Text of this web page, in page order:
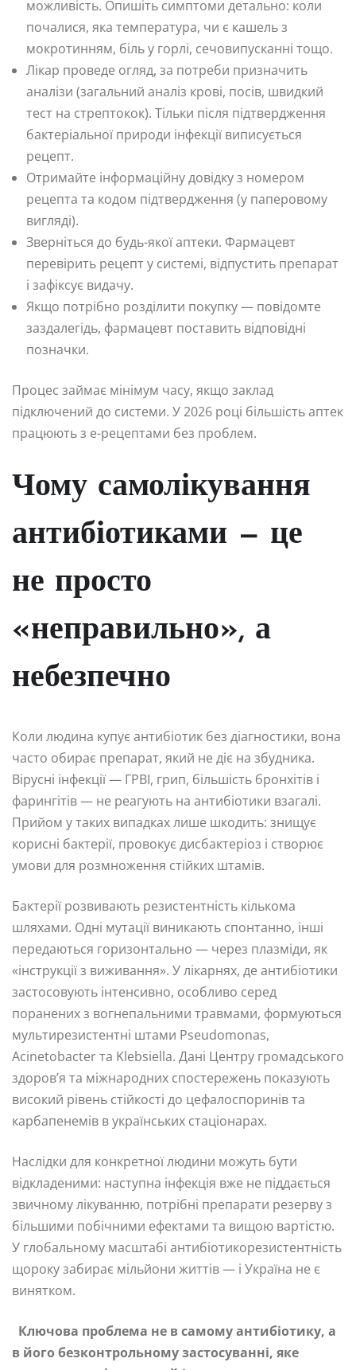
можливість. Опишіть симптоми детально: коли
почалися, яка температура, чи є кашель з
мокротинням, біль у горлі, сечовипусканні тощо.
Лікар проведе огляд, за потреби призначить
аналізи (загальний аналіз крові, посів, швидкий
тест на стрептокок). Тільки після підтвердження
бактеріальної природи інфекції виписується
рецепт.
Отримайте інформаційну довідку з номером
рецепта та кодом підтвердження (у паперовому
вигляді).
Зверніться до будь-якої аптеки. Фармацевт
перевірить рецепт у системі, відпустить препарат
і зафіксує видачу.
Якщо потрібно розділити покупку — повідомте
заздалегідь, фармацевт поставить відповідні
позначки.
Процес займає мінімум часу, якщо заклад
підключений до системи. У 2026 році більшість аптек
працюють з е-рецептами без проблем.
Чому самолікування
антибіотиками — це
не просто
«неправильно», а
небезпечно
Коли людина купує антибіотик без діагностики, вона
часто обирає препарат, який не діє на збудника.
Вірусні інфекції — ГРВІ, грип, більшість бронхітів і
фарингітів — не реагують на антибіотики взагалі.
Прийом у таких випадках лише шкодить: знищує
корисні бактерії, провокує дисбактеріоз і створює
умови для розмноження стійких штамів.
Бактерії розвивають резистентність кількома
шляхами. Одні мутації виникають спонтанно, інші
передаються горизонтально — через плазміди, як
«інструкції з виживання». У лікарнях, де антибіотики
застосовують інтенсивно, особливо серед
поранених з вогнепальними травмами, формуються
мультирезистентні штами Pseudomonas,
Acinetobacter та Klebsiella. Дані Центру громадського
здоров’я та міжнародних спостережень показують
високий рівень стійкості до цефалоспоринів та
карбапенемів в українських стаціонарах.
Наслідки для конкретної людини можуть бути
відкладеними: наступна інфекція вже не піддається
звичному лікуванню, потрібні препарати резерву з
більшими побічними ефектами та вищою вартістю.
У глобальному масштабі антибіотикорезистентність
щороку забирає мільйони життів — і Україна не є
винятком.
Ключова проблема не в самому антибіотику, а
в його безконтрольному застосуванні, яке